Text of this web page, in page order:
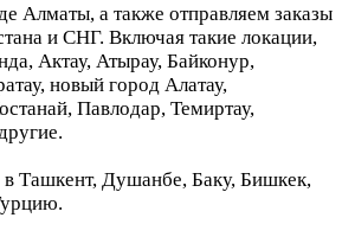
Алматы, а также отправляем заказы
и СНГ. Включая такие локации,
Актау, Атырау, Байконур,
новый город Алатау,
Павлодар, Темиртау,
Ташкент, Душанбе, Баку, Бишкек,